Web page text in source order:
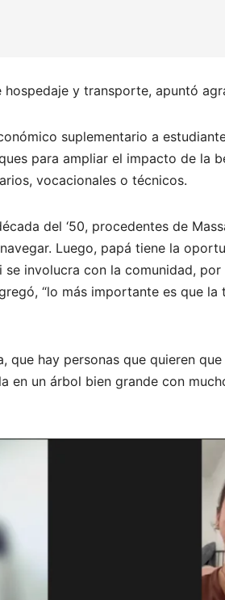
y transporte, apuntó
suplementario a
para ampliar el impacto de la
vocacionales o técnicos.
del ‘50, procedentes de
Luego, papá tiene la
involucra con la comunidad,
“lo más importante es que
que hay personas que quieren
en un árbol bien grande con